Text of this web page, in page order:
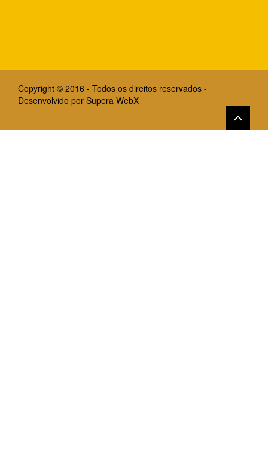
Copyright © 2016 - Todos os direitos reservados -
Desenvolvido por Supera WebX